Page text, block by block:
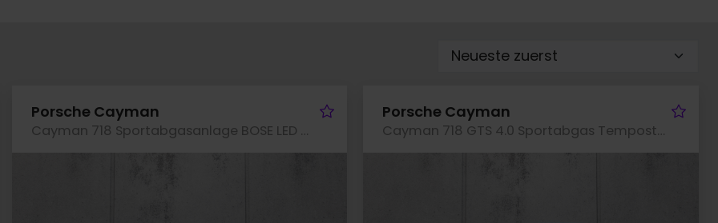
merken
Porsche Cayman
Cayman 718 Sportabgasanlage BOSE LED 20-Zoll
Fahrzeug merken
Porsche Cayman
Cayman 718 GTS 4.0 Sportabgas Tempostat SHZ